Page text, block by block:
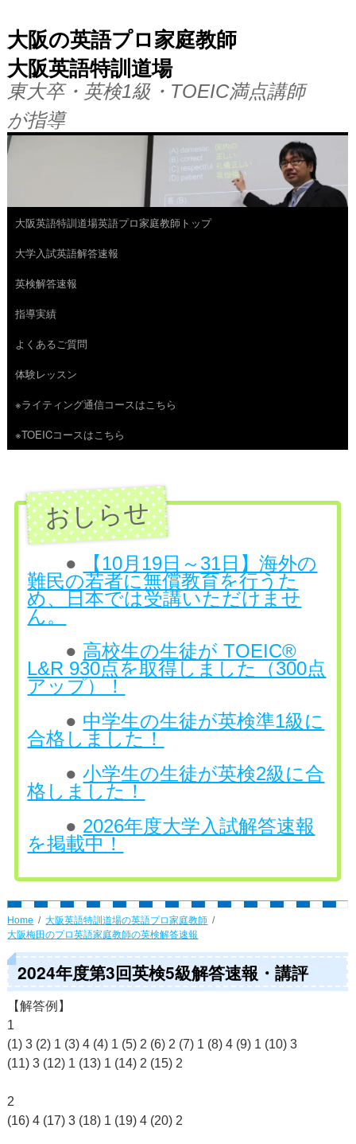
大阪の英語プロ家庭教師
大阪英語特訓道場
東大卒・英検1級・TOEIC満点講師
が指導
コ
ン
テ
ン
ツ
へ
ス
キ
大阪英語特訓道場英語プロ家庭教師トップ
大学入試英語解答速報
英検解答速報
指導実績
よくあるご質問
体験レッスン
※ライティング通信コースはこちら
※TOEICコースはこちら
●
【10月19日～31日】海外の
難民の若者に無償教育を行うた
め、日本では受講いただけませ
ん。
● 高校生の生徒が TOEIC®
L&R 930点を取得しました（300点
アップ）！
● 中学生の生徒が英検準1級に
合格しました！
●小学生の生徒が英検2級に合
格しました！
● 2026年度大学入試解答速報
を掲載中！
Home
大阪英語特訓道場の英語プロ家庭教師
大阪梅田のプロ英語家庭教師の英検解答速報
2024年度第3回英検5級解答速報・講評
【解答例】
1
(1) 3 (2) 1 (3) 4 (4) 1 (5) 2 (6) 2 (7) 1 (8) 4 (9) 1 (10) 3
(11) 3 (12) 1 (13) 1 (14) 2 (15) 2
2
(16) 4 (17) 3 (18) 1 (19) 4 (20) 2